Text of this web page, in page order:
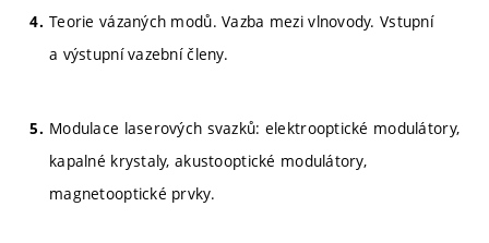
Teorie vázaných modů. Vazba mezi vlnovody. Vstupní
a výstupní vazební členy.
Modulace laserových svazků: elektrooptické modulátory,
kapalné krystaly, akustooptické modulátory,
magnetooptické prvky.